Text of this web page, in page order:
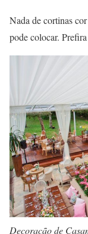
Nada de cortinas
pode colocar.
Decoração de